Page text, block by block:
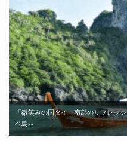
「微笑みの国タイ」南部のリフレ
ペ島～